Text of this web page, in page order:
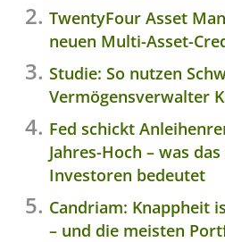
TwentyFour Asset
neuen Multi-Asset-
Studie: So nutzen
Vermögensverwalter
Fed schickt
Jahres-Hoch – was
Investoren bedeutet
Candriam: Knappheit
– und die meisten